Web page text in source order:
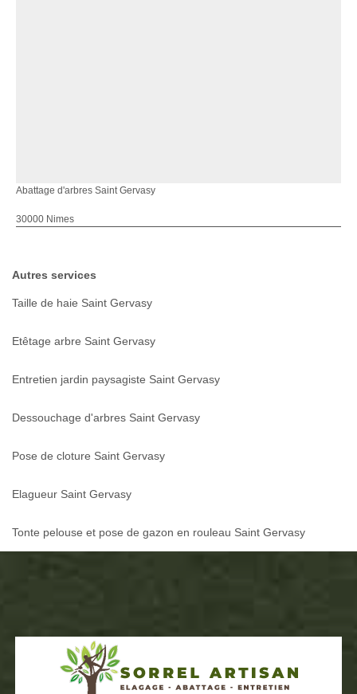
Abattage d'arbres Saint Gervasy
30000 Nimes
Autres services
Taille de haie Saint Gervasy
Etêtage arbre Saint Gervasy
Entretien jardin paysagiste Saint Gervasy
Dessouchage d'arbres Saint Gervasy
Pose de cloture Saint Gervasy
Elagueur Saint Gervasy
Tonte pelouse et pose de gazon en rouleau Saint Gervasy